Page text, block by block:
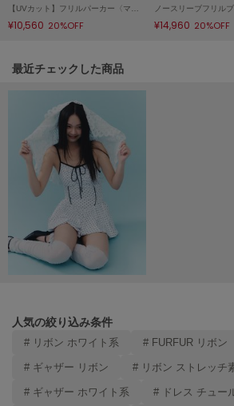
リリーブラウンランジェリー
made of Organics
メイドオブオーガニクス
MICHU COQUETTE
ミチュ コケット
MIESROHE
ミースロエ
miies miim
ミーエスミーム
MOIGE
MUCHA
【UVカット】フリルパーカー〈マシンウォッシャブル〉
¥10,560 20%OFF
ノースリーブフリル
¥14,960 20%OFF
関連記事
最近チェックした商品
人気の絞り込み条件
# リボン ホワイト系 # FURFUR リボン
# ギャザー リボン # リボン ストレッチ
# ギャザー ホワイト系 # ドレス チュー